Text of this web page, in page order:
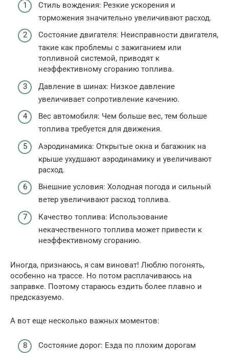
Стиль вождения: Резкие ускорения и
торможения значительно увеличивают расход.
Состояние двигателя: Неисправности двигателя,
такие как проблемы с зажиганием или
топливной системой, приводят к
неэффективному сгоранию топлива.
Давление в шинах: Низкое давление
увеличивает сопротивление качению.
Вес автомобиля: Чем больше вес, тем больше
топлива требуется для движения.
Аэродинамика: Открытые окна и багажник на
крыше ухудшают аэродинамику и увеличивают
расход.
Внешние условия: Холодная погода и сильный
ветер увеличивают расход топлива.
Качество топлива: Использование
некачественного топлива может привести к
неэффективному сгоранию.
Иногда, признаюсь, я сам виноват! Люблю погонять,
особенно на трассе. Но потом расплачиваюсь на
заправке. Поэтому стараюсь ездить более плавно и
предсказуемо.
А вот еще несколько важных моментов:
Состояние дорог: Езда по плохим дорогам